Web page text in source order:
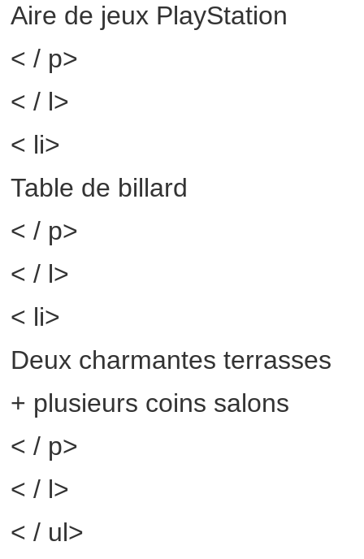
Aire de jeux PlayStation
< / p>
< / l>
< li>
Table de billard
< / p>
< / l>
< li>
Deux charmantes terrasses
+ plusieurs coins salons
< / p>
< / l>
< / ul>